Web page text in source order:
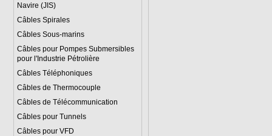
Navire (JIS)
Câbles Spirales
Câbles Sous-marins
Câbles pour Pompes Submersibles
pour l'Industrie Pétrolière
Câbles Téléphoniques
Câbles de Thermocouple
Câbles de Télécommunication
Câbles pour Tunnels
Câbles pour VFD